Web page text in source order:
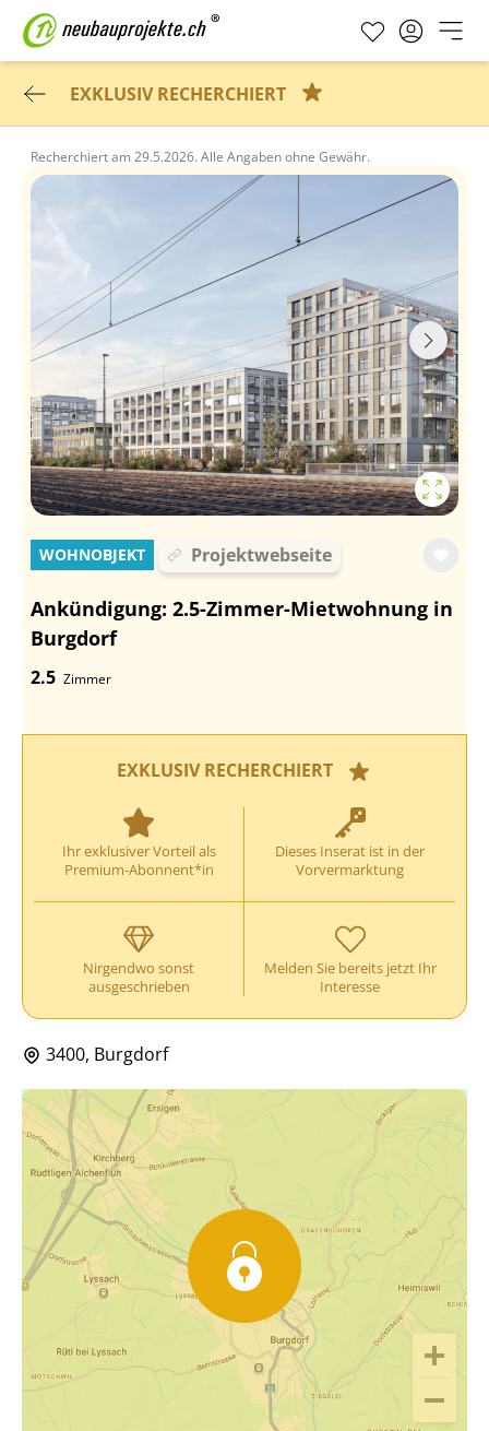
EXKLUSIV RECHERCHIERT
Recherchiert am 29.5.2026. Alle Angaben ohne Gewähr.
WOHNOBJEKT Projektwebseite
Ankündigung: 2.5-Zimmer-Mietwohnung in
Burgdorf
2.5 Zimmer
EXKLUSIV RECHERCHIERT
Ihr exklusiver Vorteil als
Premium-Abonnent*in
Dieses Inserat ist in der
Vorvermarktung
Nirgendwo sonst
ausgeschrieben
Melden Sie bereits jetzt Ihr
Interesse
3400, Burgdorf